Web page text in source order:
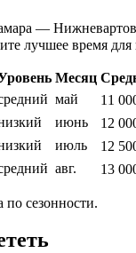
—
лучшее время для
Месяц
май 11
июнь 12
июль 12
авг. 13
по сезонности.